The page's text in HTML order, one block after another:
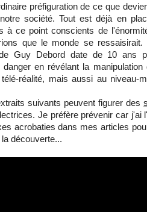
préfiguration de ce que
société. Tout est déjà en
à ce point conscients de
que le monde se
Guy Debord date de 10 ans
danger en révélant la
réalité, mais aussi au niveau-
suivants peuvent figurer des
Je préfère prévenir car j'ai
acrobaties dans mes articles
découverte...